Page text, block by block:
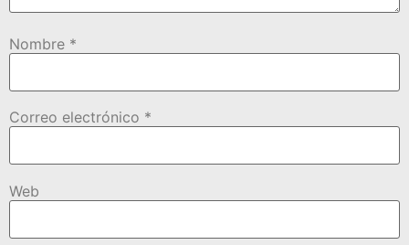
Nombre *
Correo electrónico *
Web